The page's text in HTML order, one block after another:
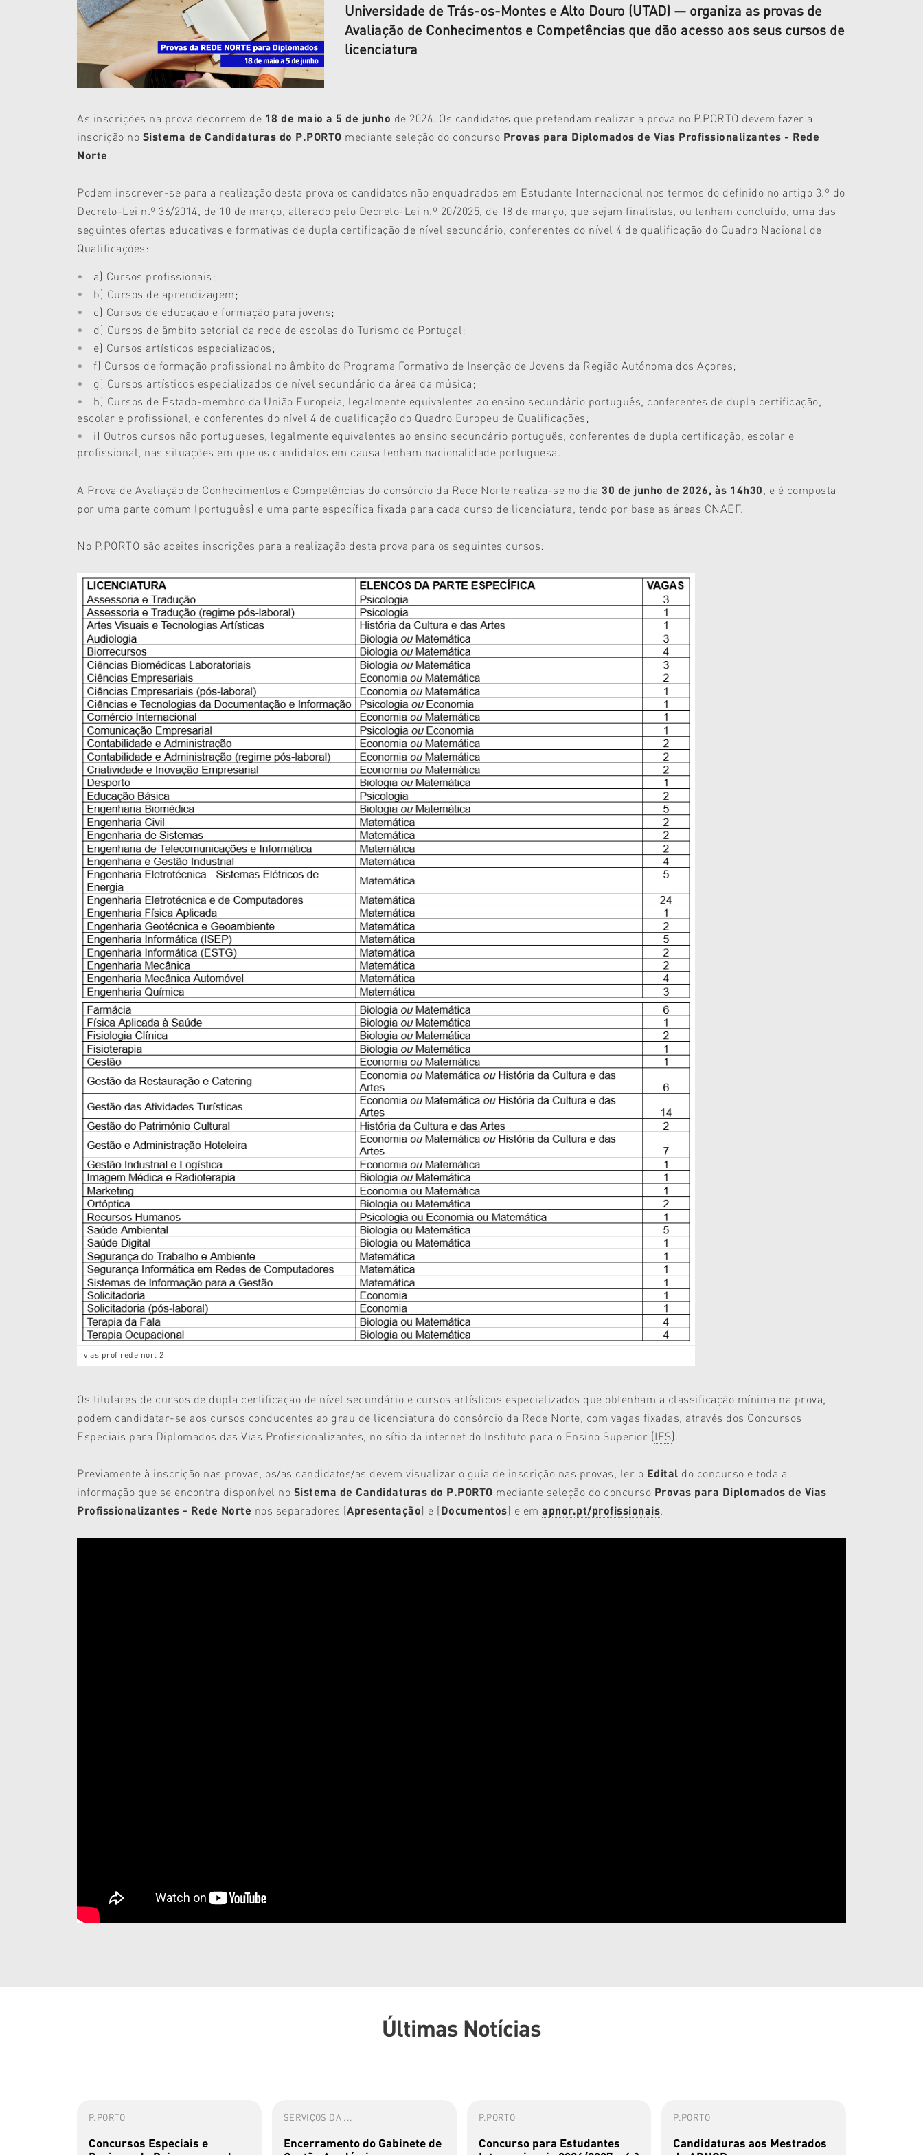
Universidade de Trás-os-Montes e Alto Douro (UTAD) — organiza as provas de
Avaliação de Conhecimentos e Competências que dão acesso aos seus cursos de
licenciatura
As inscrições na prova decorrem de 18 de maio a 5 de junho de 2026. Os candidatos que pretendam realizar a prova no P.PORTO devem fazer a
inscrição no Sistema de Candidaturas do P.PORTO mediante seleção do concurso Provas para Diplomados de Vias Profissionalizantes - Rede
Norte.
Podem inscrever-se para a realização desta prova os candidatos não enquadrados em Estudante Internacional nos termos do definido no artigo 3.º do
Decreto-Lei n.º 36/2014, de 10 de março, alterado pelo Decreto-Lei n.º 20/2025, de 18 de março, que sejam finalistas, ou tenham concluído, uma das
seguintes ofertas educativas e formativas de dupla certificação de nível secundário, conferentes do nível 4 de qualificação do Quadro Nacional de
Qualificações:
a) Cursos profissionais;
b) Cursos de aprendizagem;
c) Cursos de educação e formação para jovens;
d) Cursos de âmbito setorial da rede de escolas do Turismo de Portugal;
e) Cursos artísticos especializados;
f) Cursos de formação profissional no âmbito do Programa Formativo de Inserção de Jovens da Região Autónoma dos Açores;
g) Cursos artísticos especializados de nível secundário da área da música;
h) Cursos de Estado-membro da União Europeia, legalmente equivalentes ao ensino secundário português, conferentes de dupla certificação,
escolar e profissional, e conferentes do nível 4 de qualificação do Quadro Europeu de Qualificações;
i) Outros cursos não portugueses, legalmente equivalentes ao ensino secundário português, conferentes de dupla certificação, escolar e
profissional, nas situações em que os candidatos em causa tenham nacionalidade portuguesa.
A Prova de Avaliação de Conhecimentos e Competências do consórcio da Rede Norte realiza-se no dia 30 de junho de 2026, às 14h30 , e é composta
por uma parte comum (português) e uma parte específica fixada para cada curso de licenciatura, tendo por base as áreas CNAEF.
No P.PORTO são aceites inscrições para a realização desta prova para os seguintes cursos:
vias prof rede nort 2
Os titulares de cursos de dupla certificação de nível secundário e cursos artísticos especializados que obtenham a classificação mínima na prova,
podem candidatar-se aos cursos conducentes ao grau de licenciatura do consórcio da Rede Norte, com vagas fixadas, através dos Concursos
Especiais para Diplomados das Vias Profissionalizantes, no sítio da internet do Instituto para o Ensino Superior (IES).
Previamente à inscrição nas provas, os/as candidatos/as devem visualizar o guia de inscrição nas provas, ler o Edital do concurso e toda a
informação que se encontra disponível no Sistema de Candidaturas do P.PORTO mediante seleção do concurso Provas para Diplomados de Vias
Profissionalizantes - Rede Norte nos separadores [Apresentação] e [Documentos] e em apnor.pt/profissionais.
Últimas Notícias
P.PORTO
Concursos Especiais e
SERVIÇOS DA ...
Encerramento do Gabinete de
P.PORTO
Concurso para Estudantes
P.PORTO
Candidaturas aos Mestrados